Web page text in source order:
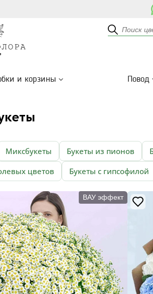
и корзины Повод
Миксбукеты Букеты из пионов
цветов Букеты с гипсофилой
ВАУ эффект